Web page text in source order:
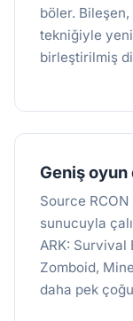
böler.
tekniğiyle
birleştirilmiş
Geniş
Source
sunucuyla
ARK: Survival
Zomboid,
daha pek